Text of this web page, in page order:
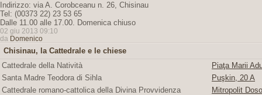
Indirizzo: via A. Corobceanu n. 26, Chisinau
Tel: (00373 22) 23 53 65
Dalle 11.00 alle 17.00. Domenica chiuso
02 giu 2013 09:10
da Domenico
Chisinau, la Cattedrale e le chiese
Cattedrale della Natività
Piaţa Marii
Santa Madre Teodora di Sihla
Puşkin, 20 A
Cattedrale romano-cattolica della Divina Provvidenza
Mitropolit